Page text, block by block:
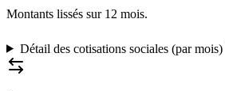
Montants lissés sur 12 mois.
Détail des cotisations sociales (par mois)